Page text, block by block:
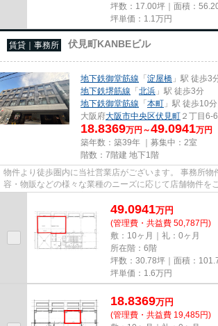
坪数：17.00坪｜面積：
坪単価： 1.1 万円
賃貸｜事務所 伏見町KANBEビル
地下鉄御堂筋線 「淀屋橋 」駅 徒歩3
地下鉄堺筋線 「北浜 」駅 徒歩3分
地下鉄御堂筋線 「本町 」駅 徒歩10分
大阪府大阪市中央区伏見町 ２丁目6-6
18.8369万円～49.0941万円
築年数：築39年 ｜募集中： 2室
階数：7階建 地下1階
物件より徒歩圏内に当社営業店がございます。 事務所物
容・物販などの様々な業種のニーズに応じて店舗物件を
尚、弊社ではおとり広告は一切...
49.0941万円
(管理費・共益費 50,787円)
敷：10ヶ月｜礼：0ヶ月
所在階：6階
坪数：30.78坪｜面積：
坪単価： 1.6万円
18.8369万円
(管理費・共益費 19,485円)